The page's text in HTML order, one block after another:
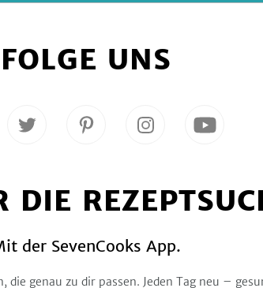
FOLGE UNS
Folge
Twitter
Folge
Pinterest
Folge
Instagram
Folge
YouTube
DIE
der SevenCooks App.
die genau zu dir passen. Jeden Tag neu –